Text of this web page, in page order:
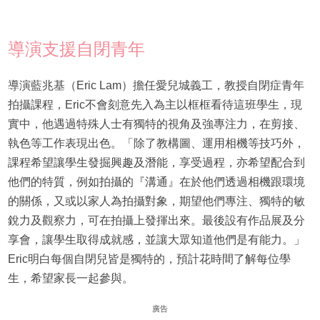
導演支援自閉青年
導演藍兆基（Eric Lam）擔任愛兒城義工，教授自閉症青年
拍攝課程，Eric不會刻意先入為主以框框看待這班學生，現
實中，他遇過特殊人士有獨特的視角及強專注力，在剪接、
執色等工作表現出色。「除了教構圖、運用相機等技巧外，
課程希望讓學生發掘興趣及潛能，享受過程，亦希望配合到
他們的特質，例如拍攝的『溝通』在於他們透過相機跟環境
的關係，又或以家人為拍攝對象，期望他們專注、獨特的敏
銳力及觀察力，可在拍攝上發揮出來。最後設有作品展及分
享會，讓學生取得成就感，並讓大眾知道他們是有能力。」
Eric明白每個自閉兒皆是獨特的，預計花時間了解每位學
生，希望家長一起參與。
廣告